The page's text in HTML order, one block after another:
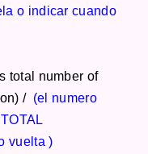
o indicar cuando
total number of
/ (el numero
vuelta )